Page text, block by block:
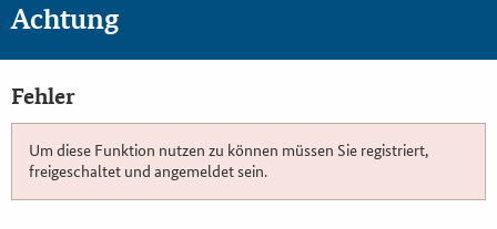
Achtung
Fehler
Um diese Funktion nutzen zu können müssen Sie registriert,
freigeschaltet und angemeldet sein.